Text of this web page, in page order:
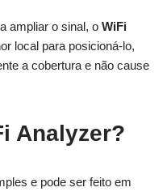
ampliar o sinal, o WiFi
local para posicioná-lo,
a cobertura e não cause
Analyzer?
e pode ser feito em